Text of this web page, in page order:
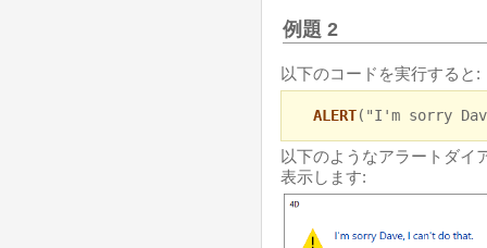
例題 2
以下のコードを実行すると:
ALERT("I'm sorry
以下のようなアラートダイ
表示します: